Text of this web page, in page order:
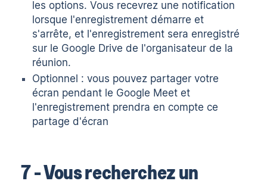
les options. Vous recevrez une notification
lorsque l'enregistrement démarre et
s'arrête, et l'enregistrement sera enregistré
sur le Google Drive de l'organisateur de la
réunion.
Optionnel : vous pouvez partager votre
écran pendant le Google Meet et
l'enregistrement prendra en compte ce
partage d'écran
7 - Vous recherchez un